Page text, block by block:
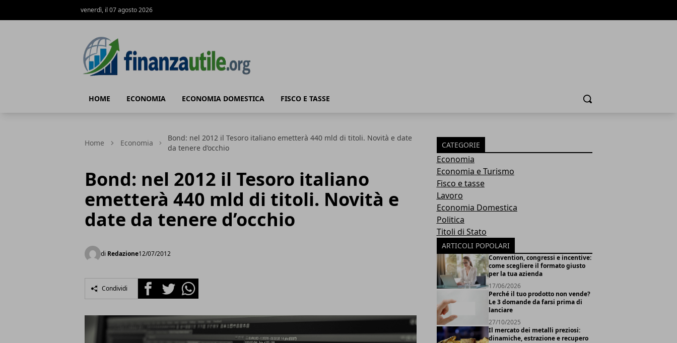
venerdì, il 07 agosto 2026
HOME ECONOMIA ECONOMIA DOMESTICA FISCO E TASSE Cerca
Home Economia
Bond: nel 2012 il Tesoro italiano emetterà 440 mld di titoli. Novità e date
da tenere d’occhio
Bond: nel 2012 il Tesoro italiano
emetterà 440 mld di titoli. Novità e
date da tenere d’occhio
di Redazione12/07/2012
Condividi FacebookTwitterWhatsapp
CATEGORIE
Economia
Economia e Turismo
Fisco e tasse
Lavoro
Economia Domestica
Politica
Titoli di Stato
ARTICOLI POPOLARI
Convention, congressi e incentive:
come scegliere il formato giusto
per la tua azienda
17/06/2026
Perché il tuo prodotto non vende?
Le 3 domande da farsi prima di
lanciare
27/10/2025
Il mercato dei metalli preziosi:
dinamiche, estrazione e recupero